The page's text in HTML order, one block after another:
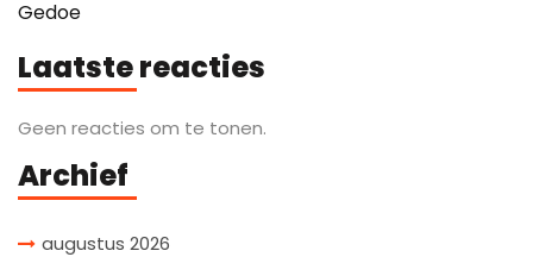
Gedoe
Laatste reacties
Geen reacties om te tonen.
Archief
augustus 2026